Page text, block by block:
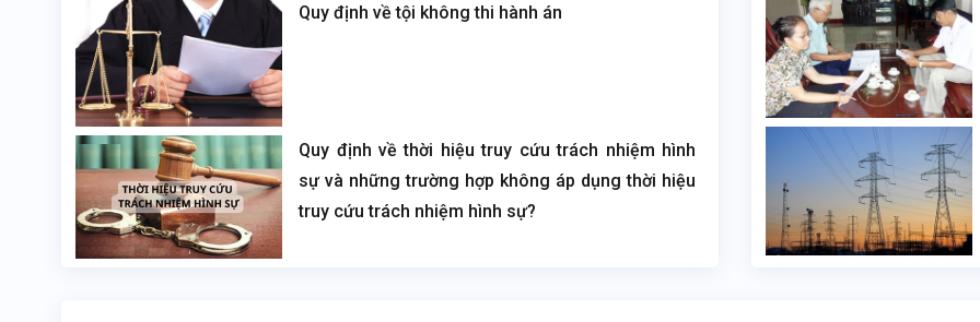
Quy định về tội không thi hành án
Quy định về thời hiệu truy cứu trách nhiệm hình
sự và những trường hợp không áp dụng thời hiệu
truy cứu trách nhiệm hình sự?